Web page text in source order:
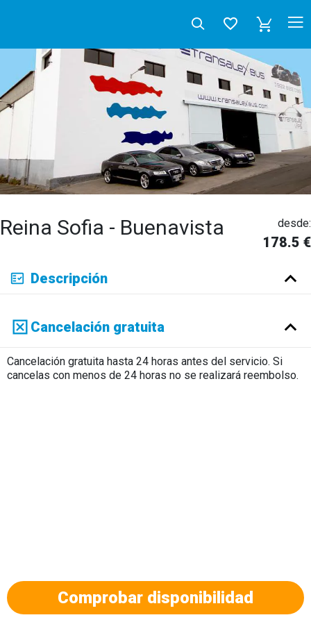
Reina Sofia - Buenavista desde:
178.5 €
Deutsch English
Русский
Descripción
Cancelación gratuita
Cancelación gratuita hasta 24 horas antes del servicio. Si
cancelas con menos de 24 horas no se realizará reembolso.
Comprobar disponibilidad